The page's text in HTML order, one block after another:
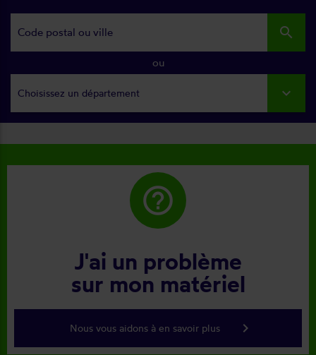
search
ou
Choisissez un département
help_outline
J'ai un problème
sur mon matériel
Nous vous aidons à en savoir plus keyboard_arrow_right